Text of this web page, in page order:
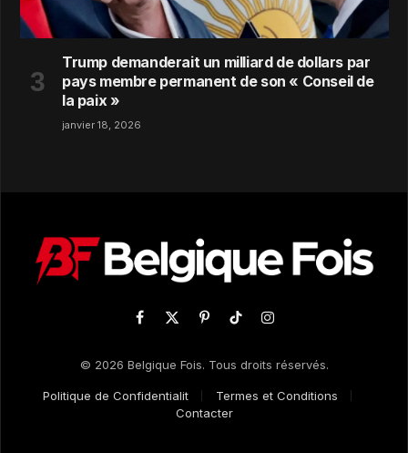
Trump demanderait un milliard de dollars par
pays membre permanent de son « Conseil de
la paix »
janvier 18, 2026
Facebook
X
PinterestTikTokInstagram
© 2026 Belgique Fois. Tous droits réservés.
Politique de Confidentialit
Termes et Conditions
Contacter